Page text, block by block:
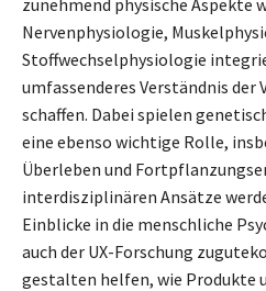
Nervenphysiologie,
Stoffwechselphysiologie
umfassenderes Verständnis
schaffen. Dabei spielen
eine ebenso wichtige Rolle,
Überleben und
interdisziplinären Ansätze
Einblicke in die menschliche
auch der UX-Forschung
gestalten helfen, wie Produkte